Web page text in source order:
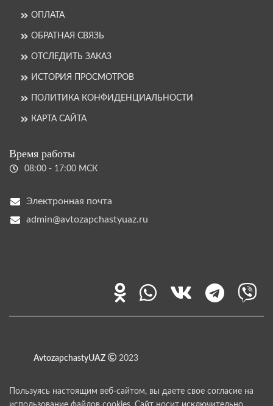
ОПЛАТА
ОБРАТНАЯ СВЯЗЬ
ОТСЛЕДИТЬ ЗАКАЗ
ИСТОРИЯ ПРОСМОТРОВ
ПОЛИТИКА КОНФИДЕНЦИАЛЬНОСТИ
КАРТА САЙТА
Время работы
08:00 - 17:00 МСК
Электронная почта
admin@avtozapchastyuaz.ru
AvtozapchastyUAZ 2023
Пользуясь настоящим веб-сайтом, вы даете свое согласие на